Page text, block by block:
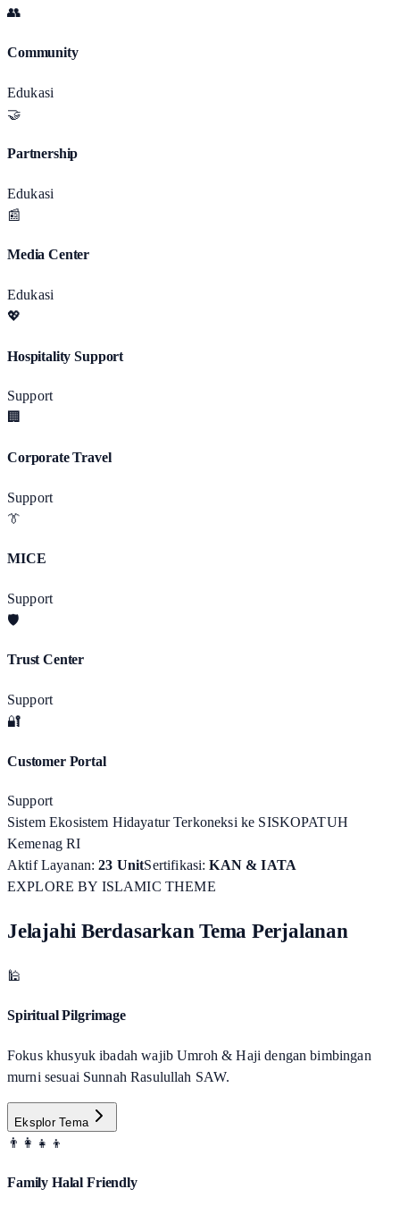
👥
Community
Edukasi
🤝
Partnership
Edukasi
📰
Media Center
Edukasi
💖
Hospitality Support
Support
🏢
Corporate Travel
Support
👔
MICE
Support
🛡️
Trust Center
Support
🔐
Customer Portal
Support
Sistem Ekosistem Hidayatur Terkoneksi ke SISKOPATUH
Kemenag RI
Aktif Layanan:23 UnitSertifikasi:KAN & IATA
EXPLORE BY ISLAMIC THEME
Jelajahi Berdasarkan Tema Perjalanan
🕌
Spiritual Pilgrimage
Fokus khusyuk ibadah wajib Umroh & Haji dengan bimbingan
murni sesuai Sunnah Rasulullah SAW.
Eksplor Tema
👨‍👩‍👧‍👦
Family Halal Friendly